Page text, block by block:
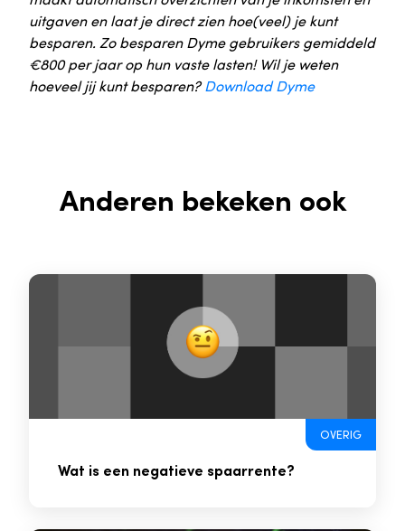
uitgaven en laat je direct zien hoe(veel) je kunt
besparen. Zo besparen Dyme gebruikers gemiddeld
€800 per jaar op hun vaste lasten! Wil je weten
hoeveel jij kunt besparen?Download Dyme
Anderen bekeken ook
OVERIG
Wat is een negatieve spaarrente?